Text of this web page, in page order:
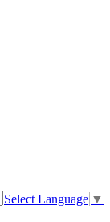
Select Language ▼